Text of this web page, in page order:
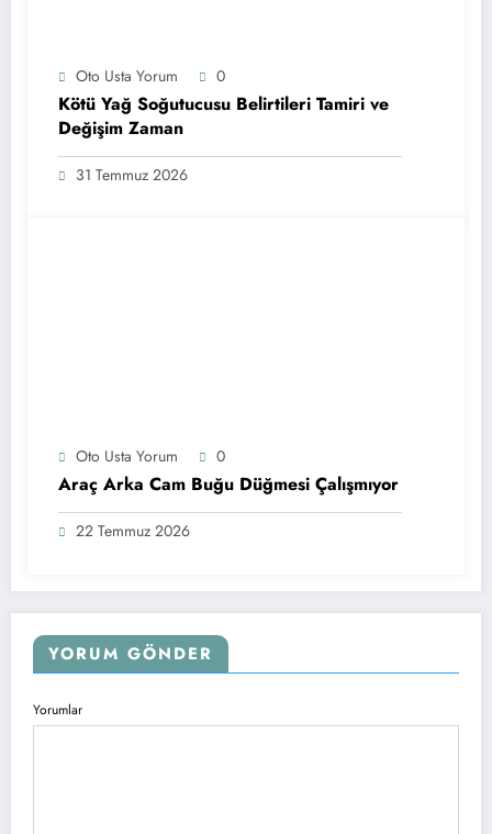
Oto Usta Yorum 0
Kötü Yağ Soğutucusu Belirtileri Tamiri ve
Değişim Zaman
31 Temmuz 2026
Oto Usta Yorum 0
Araç Arka Cam Buğu Düğmesi Çalışmıyor
22 Temmuz 2026
YORUM GÖNDER
Yorumlar